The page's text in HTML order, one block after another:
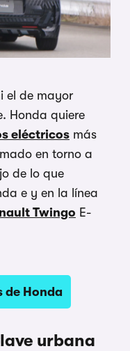
el de mayor
Honda quiere
eléctricos más
en torno a
de lo que
e y en la línea
Twingo E-
de Honda
urbana